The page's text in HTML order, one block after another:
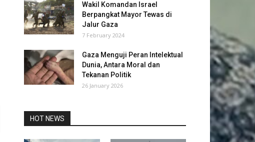
Wakil Komandan Israel
Berpangkat Mayor Tewas di
Jalur Gaza
7 February 2024
Gaza Menguji Peran Intelektual
Dunia, Antara Moral dan
Tekanan Politik
26 January 2026
HOT NEWS